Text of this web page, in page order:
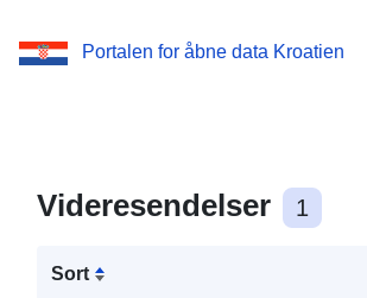
Portalen for åbne data Kroatien
Videresendelser 1
Sort